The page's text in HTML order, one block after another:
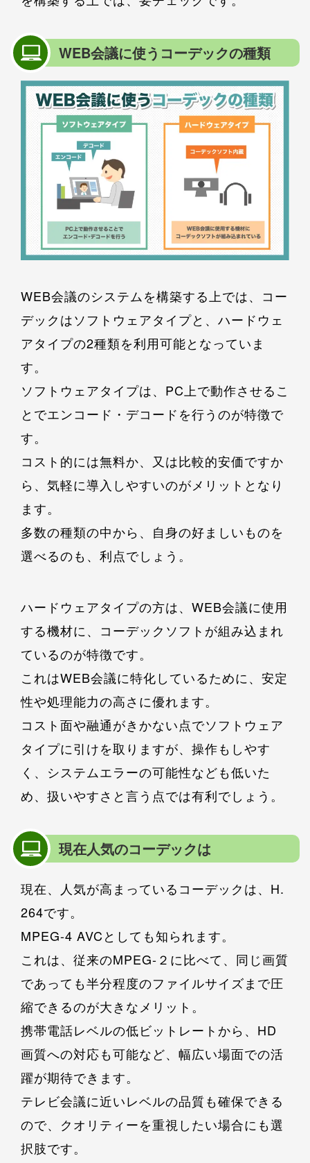
WEB会議に使うコーデックの種類
WEB会議のシステムを構築する上では、コー
デックはソフトウェアタイプと、ハードウェ
アタイプの2種類を利用可能となっていま
す。
ソフトウェアタイプは、PC上で動作させるこ
とでエンコード・デコードを行うのが特徴で
す。
コスト的には無料か、又は比較的安価ですか
ら、気軽に導入しやすいのがメリットとなり
ます。
多数の種類の中から、自身の好ましいものを
選べるのも、利点でしょう。
ハードウェアタイプの方は、WEB会議に使用
する機材に、コーデックソフトが組み込まれ
ているのが特徴です。
これはWEB会議に特化しているために、安定
性や処理能力の高さに優れます。
コスト面や融通がきかない点でソフトウェア
タイプに引けを取りますが、操作もしやす
く、システムエラーの可能性なども低いた
め、扱いやすさと言う点では有利でしょう。
現在人気のコーデックは
現在、人気が高まっているコーデックは、H.
264です。
MPEG-4 AVCとしても知られます。
これは、従来のMPEG-２に比べて、同じ画質
であっても半分程度のファイルサイズまで圧
縮できるのが大きなメリット。
携帯電話レベルの低ビットレートから、HD
画質への対応も可能など、幅広い場面での活
躍が期待できます。
テレビ会議に近いレベルの品質も確保できる
ので、クオリティーを重視したい場合にも選
択肢です。